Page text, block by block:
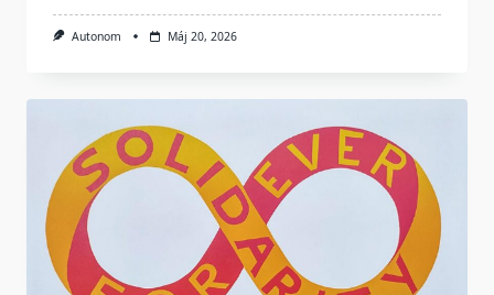
Autonom Máj 20, 2026